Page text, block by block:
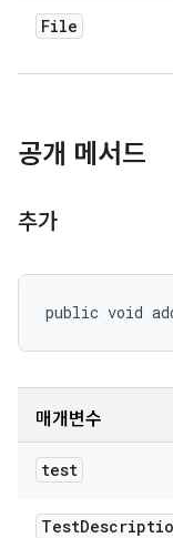
File
공개 메서드
추가
public void
매개변수
test
Test